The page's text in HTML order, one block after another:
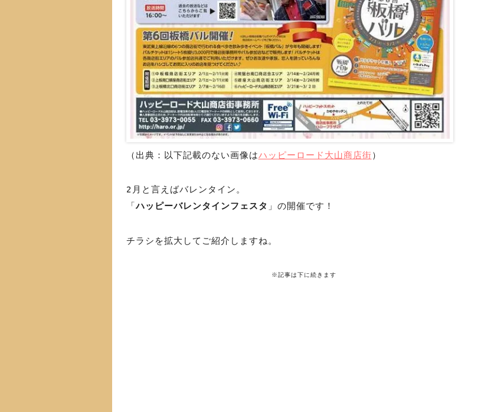
（出典：以下記載のない画像はハッピーロード大山商店街）
2月と言えばバレンタイン。
「ハッピーバレンタインフェスタ 」の開催です！
チラシを拡大してご紹介しますね。
※記事は下に続きます